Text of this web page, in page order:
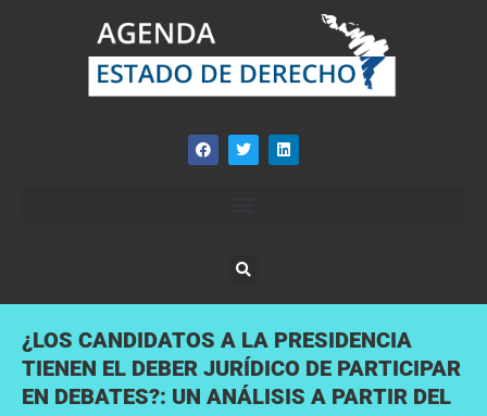
¿LOS CANDIDATOS A LA PRESIDENCIA
TIENEN EL DEBER JURÍDICO DE PARTICIPAR
EN DEBATES?: UN ANÁLISIS A PARTIR DEL